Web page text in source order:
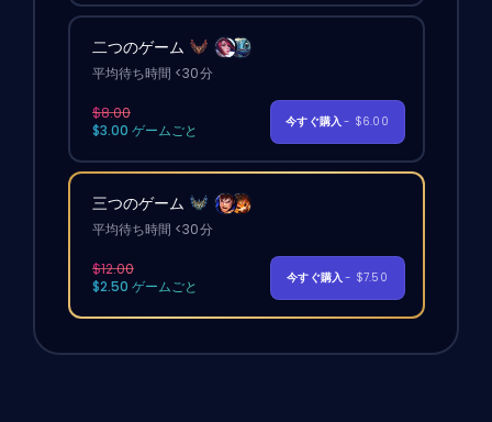
二つのゲーム
平均待ち時間 <30分
$8.00
$3.00 ゲームごと
今すぐ購入- $6.00
三つのゲーム
平均待ち時間 <30分
$12.00
$2.50 ゲームごと
今すぐ購入- $7.50